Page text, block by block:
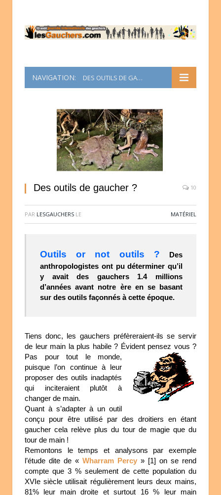
NAVIGATION: DES OUTILS DE GAUCHER ?
Des outils de gaucher ? 10
PAR LESGAUCHERS LE MATÉRIEL
Outils or not outils ?
Des
anthropologistes ont pu déterminer qu’il
y avait des gauchers 1.4 millions
d’années avant notre ère en se basant
sur des outils façonnés à cette époque.
Tiens donc, les gauchers préfèreraient-ils se servir
de leur main la plus habile ? Évident pensez vous ?
Pas pour tout le monde,
puisque l’on continue à leur
proposer des outils inadaptés
qui inciteraient plutôt à
changer de main.
Quant à s’adapter à un outil
conçu pour être utilisé par des droitiers en étant
gaucher cela relève plus du tour de magie que du
tour de main !
Remontons le temps et analysons par exemple
l’étude dite de « Wharram Percy » [1] on se rend
compte que 3 % seulement de cette population du
XVIe siècle utilisait régulièrement leurs deux mains,
81% leur main droite et surtout 16 % leur main